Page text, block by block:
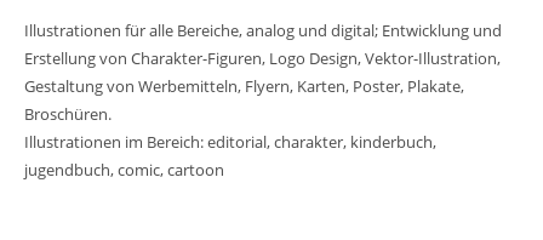
Illustrationen für alle Bereiche, analog und digital; Entwicklung und
Erstellung von Charakter-Figuren, Logo Design, Vektor-Illustration,
Gestaltung von Werbemitteln, Flyern, Karten, Poster, Plakate,
Broschüren.
Illustrationen im Bereich: editorial, charakter, kinderbuch,
jugendbuch, comic, cartoon